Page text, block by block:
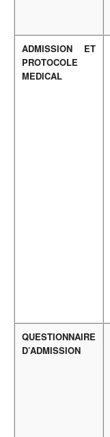
ADMISSION ET
PROTOCOLE
MEDICAL
QUESTIONNAIRE
D’ADMISSION